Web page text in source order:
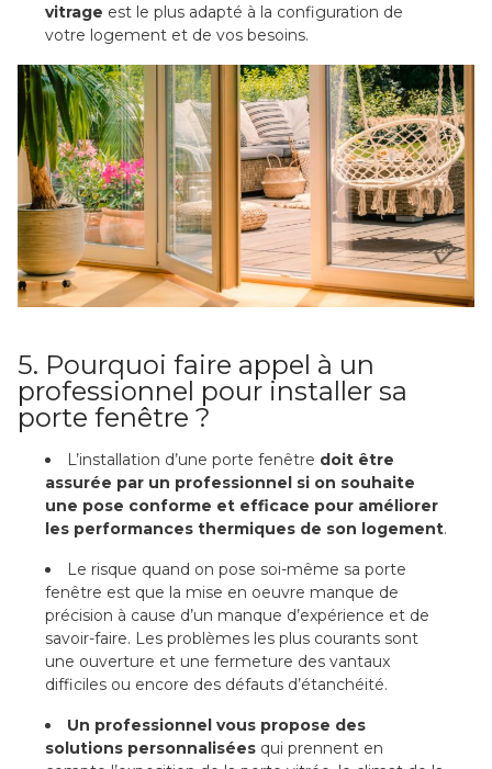
vitrage est le plus adapté à la configuration de
votre logement et de vos besoins.
5. Pourquoi faire appel à un
professionnel pour installer sa
porte fenêtre ?
L’installation d’une porte fenêtre doit être
assurée par un professionnel si on souhaite
une pose conforme et efficace pour améliorer
les performances thermiques de son logement.
Le risque quand on pose soi-même sa porte
fenêtre est que la mise en oeuvre manque de
précision à cause d’un manque d’expérience et de
savoir-faire. Les problèmes les plus courants sont
une ouverture et une fermeture des vantaux
difficiles ou encore des défauts d’étanchéité.
Un professionnel vous propose des
solutions personnalisées qui prennent en